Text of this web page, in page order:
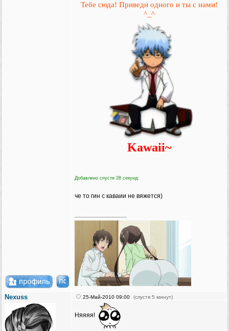
Тебе сюда! Приведи одного и ты с нами!
^_^
Kawaii~
Добавлено спустя 28 секунд:
че то гин с каваии не вяжется)
Nexuss 25-Май-2010 09:00 (спустя 5 минут)
Няяяя!